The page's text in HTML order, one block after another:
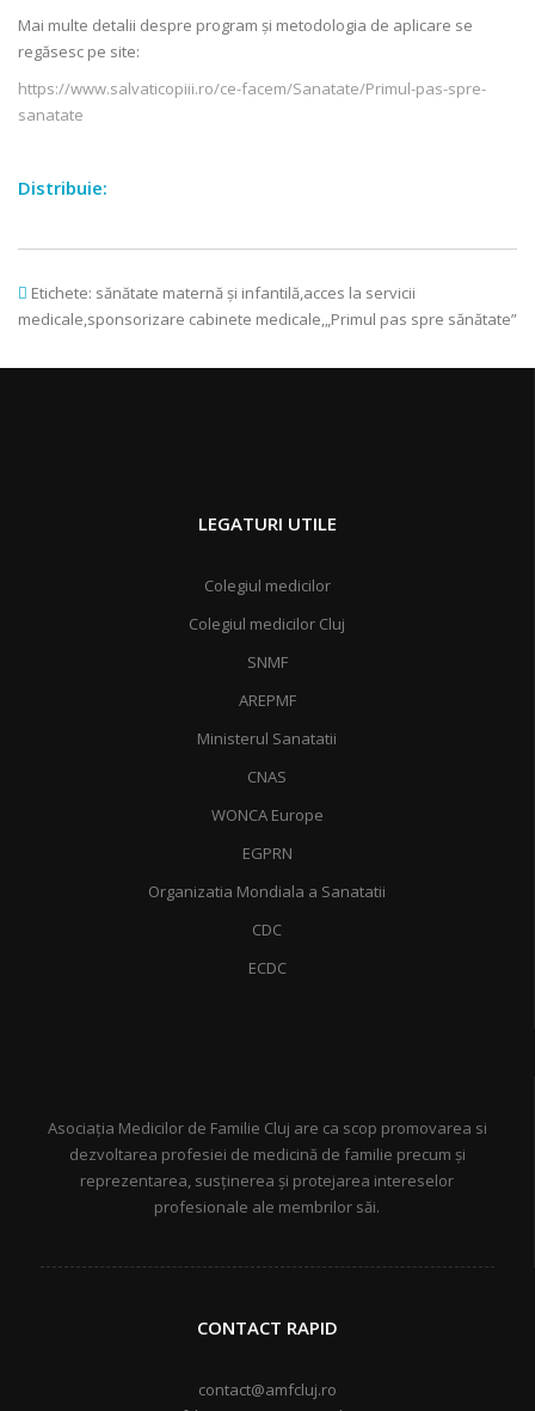
Mai multe detalii despre program și metodologia de aplicare se
regăsesc pe site:
https://www.salvaticopiii.ro/ce-facem/Sanatate/Primul-pas-spre-
sanatate
Distribuie:
Etichete: sănătate maternă și infantilă,acces la servicii
medicale,sponsorizare cabinete medicale,„Primul pas spre sănătate”
LEGATURI UTILE
Colegiul medicilor
Colegiul medicilor Cluj
SNMF
AREPMF
Ministerul Sanatatii
CNAS
WONCA Europe
EGPRN
Organizatia Mondiala a Sanatatii
CDC
ECDC
Asociația Medicilor de Familie Cluj are ca scop promovarea si
dezvoltarea profesiei de medicină de familie precum și
reprezentarea, susținerea și protejarea intereselor
profesionale ale membrilor săi.
CONTACT RAPID
contact@amfcluj.ro